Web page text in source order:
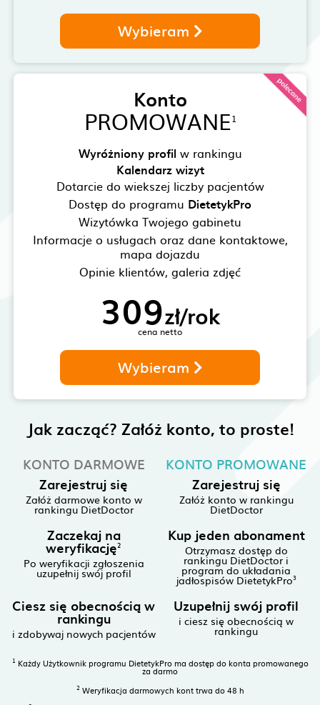
Wybieram
Konto
PROMOWANE1
Wyróżniony profil w rankingu
Kalendarz wizyt
Dotarcie do wiekszej liczby pacjentów
Dostęp do programu DietetykPro
Wizytówka Twojego gabinetu
Informacje o usługach oraz dane kontaktowe,
mapa dojazdu
Opinie klientów, galeria zdjęć
309zł/rok
cena netto
Wybieram
Jak zacząć? Załóż konto, to proste!
KONTO DARMOWE
Zarejestruj się
Załóż darmowe konto w
rankingu DietDoctor
KONTO PROMOWANE
Zarejestruj się
Załóż konto w rankingu
DietDoctor
Zaczekaj na
weryfikację2
Po weryfikacji zgłoszenia
uzupełnij swój profil
Kup jeden abonament
Otrzymasz dostęp do
rankingu DietDoctor i
program do układania
jadłospisów DietetykPro3
Ciesz się obecnością w
rankingu
i zdobywaj nowych pacjentów
Uzupełnij swój profil
i ciesz się obecnością w
rankingu
1 Każdy Użytkownik programu DietetykPro ma dostęp do konta promowanego
za darmo
2 Weryfikacja darmowych kont trwa do 48 h